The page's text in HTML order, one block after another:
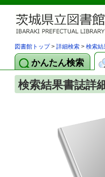
図書館トップ> 詳細検索 > 検索結
かんたん検索
検索結果書誌詳